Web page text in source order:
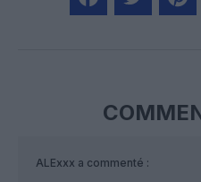
ALExxx a commenté :